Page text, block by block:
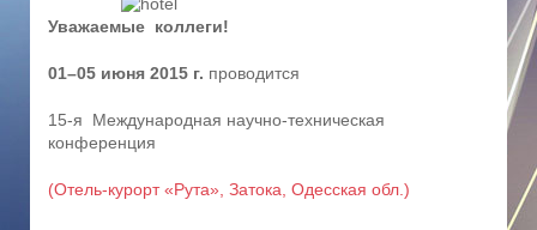
Уважаемые коллеги!
01–05 июня 2015 г. проводится
15-я Международная научно-техническая
конференция
(Отель-курорт «Рута», Затока, Одесская обл.)